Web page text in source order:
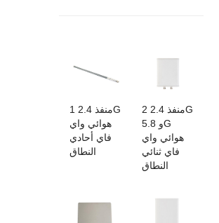
1 منفذ 2.4G
هوائي واي
فاي أحادي
النطاق
2 منفذ 2.4G
و 5.8G
هوائي واي
فاي ثنائي
النطاق